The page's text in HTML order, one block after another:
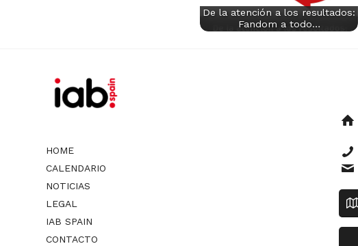
De la atención a los resultados:
Fandom a todo…
HOME
CALENDARIO
NOTICIAS
LEGAL
IAB SPAIN
CONTACTO